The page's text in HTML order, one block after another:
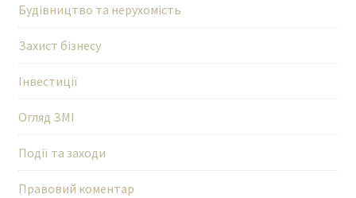
Будівництво та нерухомість
Захист бізнесу
Інвестиції
Огляд ЗМІ
Події та заходи
Правовий коментар